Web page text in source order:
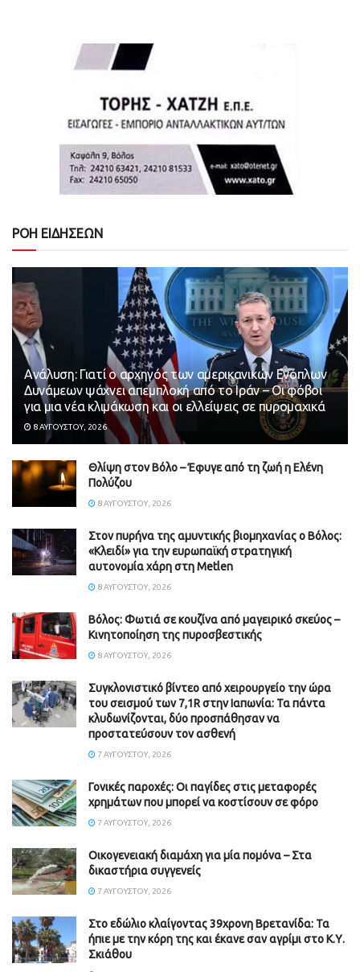
ΡΟΗ ΕΙΔΗΣΕΩΝ
Ανάλυση: Γιατί ο αρχηγός των αμερικανικών Ενόπλων
Δυνάμεων ψάχνει απεμπλοκή από το Ιράν – Οι φόβοι
για μια νέα κλιμάκωση και οι ελλείψεις σε πυρομαχικά
8 ΑΥΓΟΎΣΤΟΥ, 2026
Θλίψη στον Βόλο – Έφυγε από τη ζωή η Ελένη
Πολύζου
8 ΑΥΓΟΎΣΤΟΥ, 2026
Στον πυρήνα της αμυντικής βιομηχανίας ο Βόλος:
«Κλειδί» για την ευρωπαϊκή στρατηγική
αυτονομία χάρη στη Metlen
8 ΑΥΓΟΎΣΤΟΥ, 2026
Βόλος: Φωτιά σε κουζίνα από μαγειρικό σκεύος –
Κινητοποίηση της πυροσβεστικής
8 ΑΥΓΟΎΣΤΟΥ, 2026
Συγκλονιστικό βίντεο από χειρουργείο την ώρα
του σεισμού των 7,1R στην Ιαπωνία: Τα πάντα
κλυδωνίζονται, δύο προσπάθησαν να
προστατεύσουν τον ασθενή
7 ΑΥΓΟΎΣΤΟΥ, 2026
Γονικές παροχές: Οι παγίδες στις μεταφορές
χρημάτων που μπορεί να κοστίσουν σε φόρο
7 ΑΥΓΟΎΣΤΟΥ, 2026
Οικογενειακή διαμάχη για μία πομόνα – Στα
δικαστήρια συγγενείς
7 ΑΥΓΟΎΣΤΟΥ, 2026
Στο εδώλιο κλαίγοντας 39χρονη Βρετανίδα: Τα
ήπιε με την κόρη της και έκανε σαν αγρίμι στο Κ.Υ.
Σκιάθου